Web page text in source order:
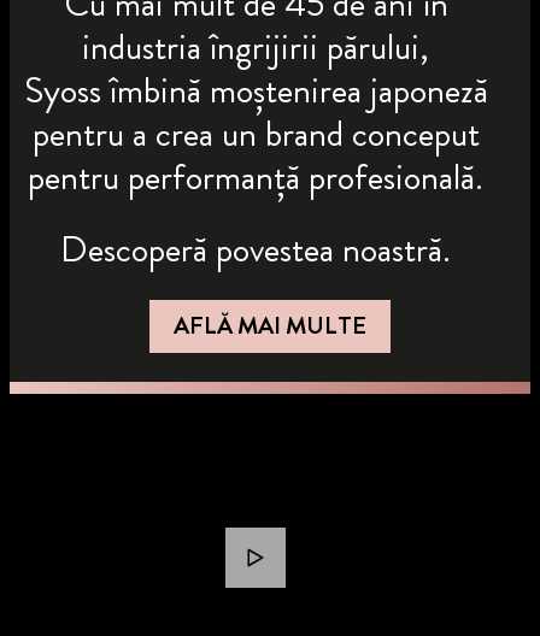
industria îngrijirii părului,
Syoss îmbină moștenirea japoneză
pentru a crea un brand conceput
pentru performanță profesională.
Descoperă povestea noastră.
AFLĂ MAI MULTE